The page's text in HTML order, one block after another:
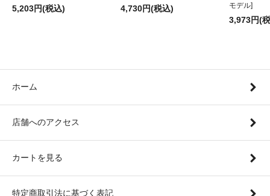
5,203円(税込) 4,730円(税込)
モデル]
3,973円(
ホーム
店舗へのアクセス
カートを見る
特定商取引法に基づく表記